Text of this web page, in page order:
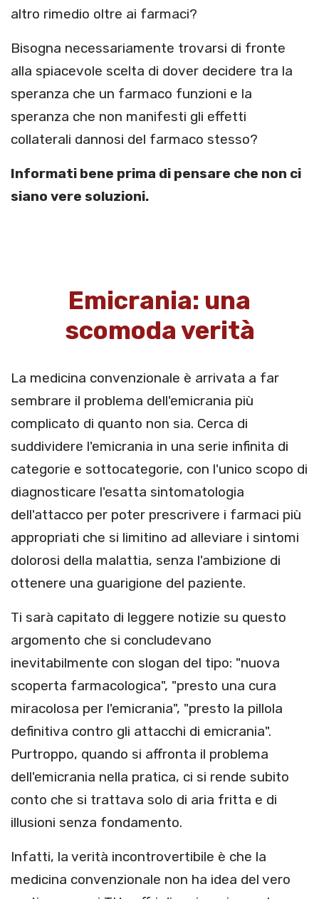
altro rimedio oltre ai farmaci?
Bisogna necessariamente trovarsi di fronte
alla spiacevole scelta di dover decidere tra la
speranza che un farmaco funzioni e la
speranza che non manifesti gli effetti
collaterali dannosi del farmaco stesso?
Informati bene prima di pensare che non ci
siano vere soluzioni.
Emicrania: una
scomoda verità
La medicina convenzionale è arrivata a far
sembrare il problema dell'emicrania più
complicato di quanto non sia. Cerca di
suddividere l'emicrania in una serie infinita di
categorie e sottocategorie, con l'unico scopo di
diagnosticare l'esatta sintomatologia
dell'attacco per poter prescrivere i farmaci più
appropriati che si limitino ad alleviare i sintomi
dolorosi della malattia, senza l'ambizione di
ottenere una guarigione del paziente.
Ti sarà capitato di leggere notizie su questo
argomento che si concludevano
inevitabilmente con slogan del tipo: "nuova
scoperta farmacologica", "presto una cura
miracolosa per l'emicrania", "presto la pillola
definitiva contro gli attacchi di emicrania".
Purtroppo, quando si affronta il problema
dell'emicrania nella pratica, ci si rende subito
conto che si trattava solo di aria fritta e di
illusioni senza fondamento.
Infatti, la verità incontrovertibile è che la
medicina convenzionale non ha idea del vero